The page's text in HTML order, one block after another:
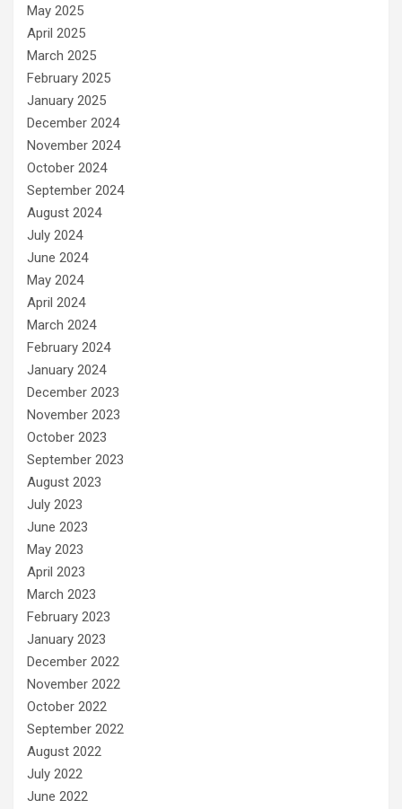
May 2025
April 2025
March 2025
February 2025
January 2025
December 2024
November 2024
October 2024
September 2024
August 2024
July 2024
June 2024
May 2024
April 2024
March 2024
February 2024
January 2024
December 2023
November 2023
October 2023
September 2023
August 2023
July 2023
June 2023
May 2023
April 2023
March 2023
February 2023
January 2023
December 2022
November 2022
October 2022
September 2022
August 2022
July 2022
June 2022